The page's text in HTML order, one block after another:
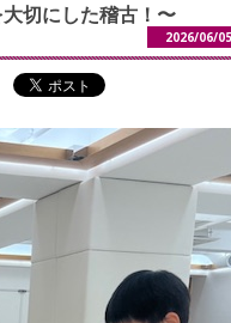
切にした稽古！〜
2026/06/05